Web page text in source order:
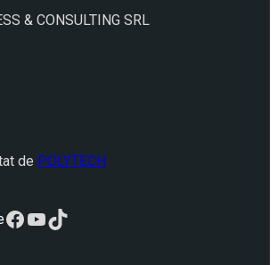
& CONSULTING SRL
de POLYTECH
Facebook
YouTube
TikTok